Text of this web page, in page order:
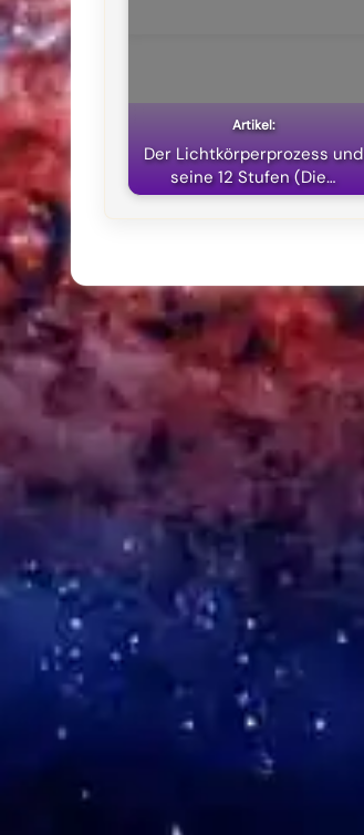
Der Lichtkörperprozess und
seine 12 Stufen (Die…